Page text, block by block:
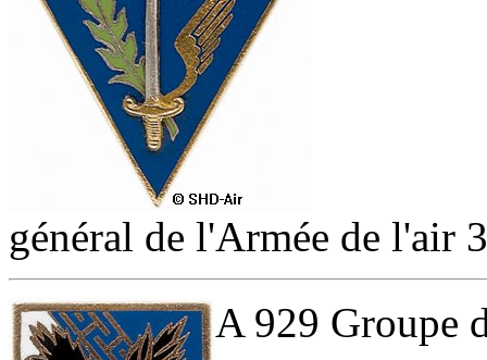
général de l'Armée de l'air
A 929 Groupe